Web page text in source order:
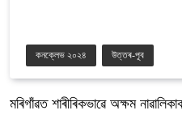
কনক্লেভ ২০২৪ উত্তৰ-পূব
মৰিগাঁৱত শাৰীৰিকভাৱে অক্ষম